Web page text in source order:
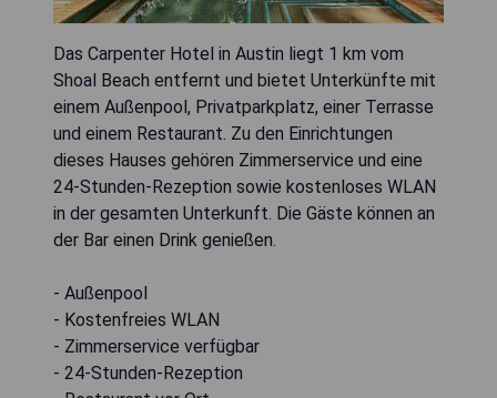
Das Carpenter Hotel in Austin liegt 1 km vom
Shoal Beach entfernt und bietet Unterkünfte mit
einem Außenpool, Privatparkplatz, einer Terrasse
und einem Restaurant. Zu den Einrichtungen
dieses Hauses gehören Zimmerservice und eine
24-Stunden-Rezeption sowie kostenloses WLAN
in der gesamten Unterkunft. Die Gäste können an
der Bar einen Drink genießen.
- Außenpool
- Kostenfreies WLAN
- Zimmerservice verfügbar
- 24-Stunden-Rezeption